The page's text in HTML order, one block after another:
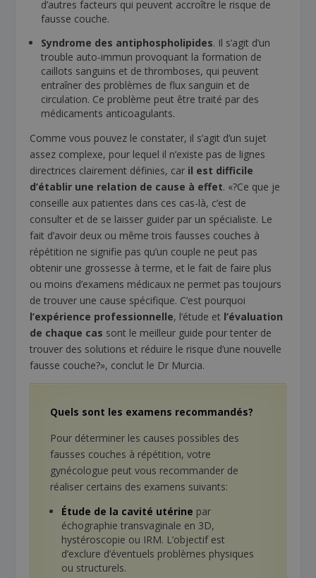
d’autres facteurs qui peuvent accroître le risque de
fausse couche.
Syndrome des antiphospholipides. Il s’agit d’un
trouble auto-immun provoquant la formation de
caillots sanguins et de thromboses, qui peuvent
entraîner des problèmes de flux sanguin et de
circulation. Ce problème peut être traité par des
médicaments anticoagulants.
Comme vous pouvez le constater, il s’agit d’un sujet
assez complexe, pour lequel il n’existe pas de lignes
directrices clairement définies, car il est difficile
d’établir une relation de cause à effet. «?Ce que je
conseille aux patientes dans ces cas-là, c’est de
consulter et de se laisser guider par un spécialiste. Le
fait d’avoir deux ou même trois fausses couches à
répétition ne signifie pas qu’un couple ne peut pas
obtenir une grossesse à terme, et le fait de faire plus
ou moins d’examens médicaux ne permet pas toujours
de trouver une cause spécifique. C’est pourquoi
l’expérience professionnelle, l’étude et l’évaluation
de chaque cas sont le meilleur guide pour tenter de
trouver des solutions et réduire le risque d’une nouvelle
fausse couche?», conclut le Dr Murcia.
Quels sont les examens recommandés?
Pour déterminer les causes possibles des
fausses couches à répétition, votre
gynécologue peut vous recommander de
réaliser certains des examens suivants:
Étude de la cavité utérine par
échographie transvaginale en 3D,
hystéroscopie ou IRM. L’objectif est
d’exclure d’éventuels problèmes physiques
ou structurels.